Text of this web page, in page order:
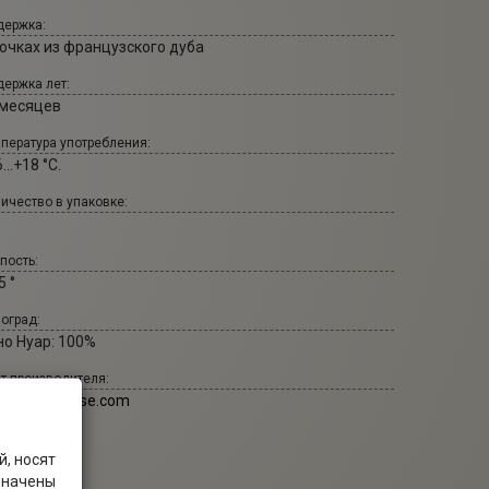
из французского дуба
лет:
употребления:
°С.
в упаковке:
°
Нуар: 100%
производителя:
tawse.com
носят